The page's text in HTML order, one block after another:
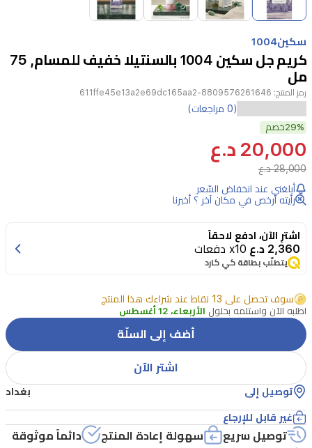
1
of
4
سكين1004
كريم جل سكين 1004 بالسنتيلا خفيف للمسام, 75
مل
رمز المنتج: 8809576261646-611ffe45e13a2e69dc165aa2
على
بشرة
متوازنة
ومنتعشة
كريم
الجل
من
سكين
صُمم
هذا
المرطب
فائق
الخفة
(0 مراجعات)
29%خصم
20,000 د.ع
28,000 د.ع
أبلغني عند انخفاض السّعر
رأيته أرخص في مكان آخر ؟ أخبرنا
اشترِ الآن، ادفع لاحقاً
2,360 د.ع x10 دفعات
يتطلّب بطاقة كي كارد
سوف تحصل على 13 نقاط عند شراءك هذا المنتج
اطلبه الآن واستلمه بحلول الأربعاء، 12 أغسطس
أضف إلى السلّة
اشتر الآن
توصيل إلى بغداد
غير قابل للإرجاع
توصيل سريع سهولة إعادة المنتج
دائماً موثوقة